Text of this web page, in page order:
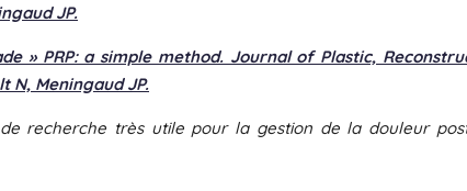
JP.
» PRP: a simple method. Journal of Plastic,
N, Meningaud JP.
recherche très utile pour la gestion de la douleur